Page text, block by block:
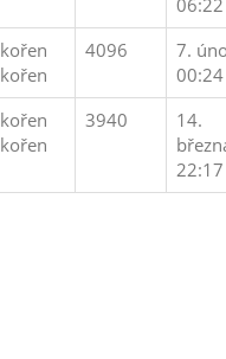
06:22
kořen
kořen
4096
7.
00:24
kořen
kořen
3940
14.
22:17